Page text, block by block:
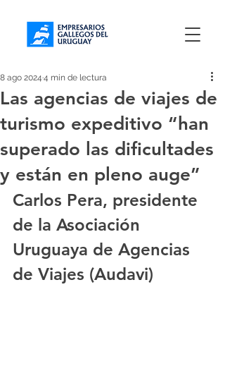
Las agencias de viajes de
turismo expeditivo “han
superado las dificultades
y están en pleno auge”
8 ago 2024 4 min de lectura
Carlos Pera, presidente
de la Asociación
Uruguaya de Agencias
de Viajes (Audavi)